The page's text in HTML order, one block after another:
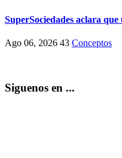
SuperSociedades aclara
Ago 06, 2026 43 Conceptos
Siguenos en ...